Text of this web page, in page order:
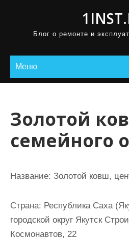
Блог о ремонте и
Меню
Золотой
семейного
Название: Золотой ковш,
Страна: Республика Саха
городской округ Якутск
Космонавтов, 22